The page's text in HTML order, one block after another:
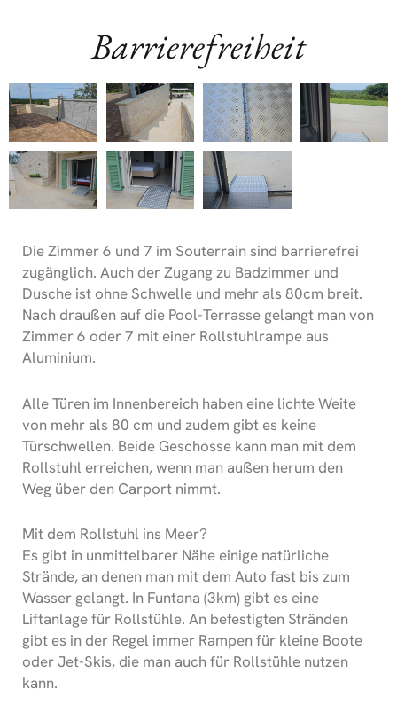
Barrierefreiheit
Die Zimmer 6 und 7 im Souterrain sind barrierefrei
zugänglich. Auch der Zugang zu Badzimmer und
Dusche ist ohne Schwelle und mehr als 80cm breit.
Nach draußen auf die Pool-Terrasse gelangt man von
Zimmer 6 oder 7 mit einer Rollstuhlrampe aus
Aluminium.
Alle Türen im Innenbereich haben eine lichte Weite
von mehr als 80 cm und zudem gibt es keine
Türschwellen. Beide Geschosse kann man mit dem
Rollstuhl erreichen, wenn man außen herum den
Weg über den Carport nimmt.
Mit dem Rollstuhl ins Meer?
Es gibt in unmittelbarer Nähe einige natürliche
Strände, an denen man mit dem Auto fast bis zum
Wasser gelangt. In Funtana (3km) gibt es eine
Liftanlage für Rollstühle. An befestigten Stränden
gibt es in der Regel immer Rampen für kleine Boote
oder Jet-Skis, die man auch für Rollstühle nutzen
kann.